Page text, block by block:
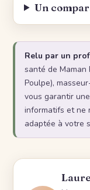
Un
Relu par un
santé de Maman
Poulpe),
vous garantir
informatifs et ne
adaptée à votre